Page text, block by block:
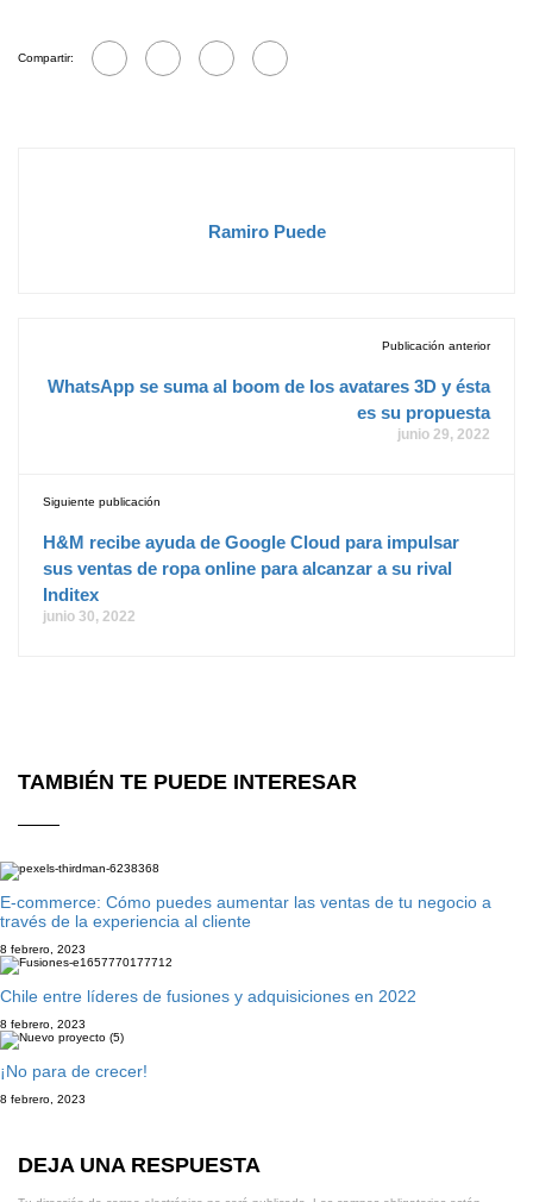
Compartir:
Ramiro Puede
Publicación anterior
WhatsApp se suma al boom de los avatares 3D y ésta
es su propuesta
junio 29, 2022
Siguiente publicación
H&M recibe ayuda de Google Cloud para impulsar
sus ventas de ropa online para alcanzar a su rival
Inditex
junio 30, 2022
TAMBIÉN TE PUEDE INTERESAR
E-commerce: Cómo puedes aumentar las ventas de tu negocio a
través de la experiencia al cliente
8 febrero, 2023
Chile entre líderes de fusiones y adquisiciones en 2022
8 febrero, 2023
¡No para de crecer!
8 febrero, 2023
DEJA UNA RESPUESTA